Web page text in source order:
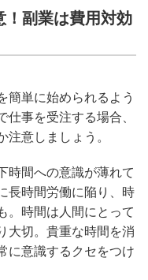
！副業は費用対効
簡単に始められるよう
事を受注する場合、
注意しましょう。
時間への意識が薄れて
長時間労働に陥り、時
。時間は人間にとって
大切。貴重な時間を消
に意識するクセをつけ